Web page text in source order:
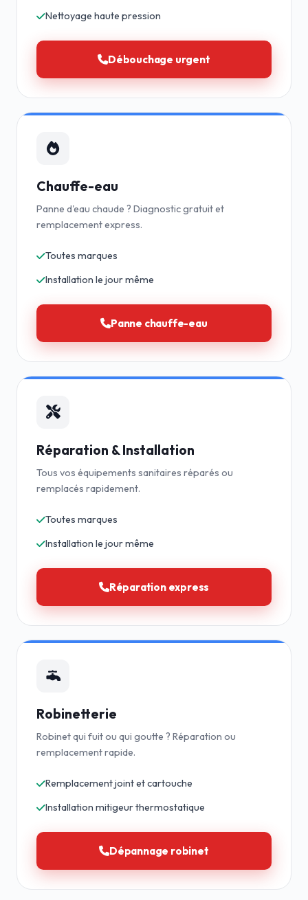
Nettoyage haute pression
Débouchage urgent
Chauffe-eau
Panne d'eau chaude ? Diagnostic gratuit et
remplacement express.
Toutes marques
Installation le jour même
Panne chauffe-eau
Réparation & Installation
Tous vos équipements sanitaires réparés ou
remplacés rapidement.
Toutes marques
Installation le jour même
Réparation express
Robinetterie
Robinet qui fuit ou qui goutte ? Réparation ou
remplacement rapide.
Remplacement joint et cartouche
Installation mitigeur thermostatique
Dépannage robinet